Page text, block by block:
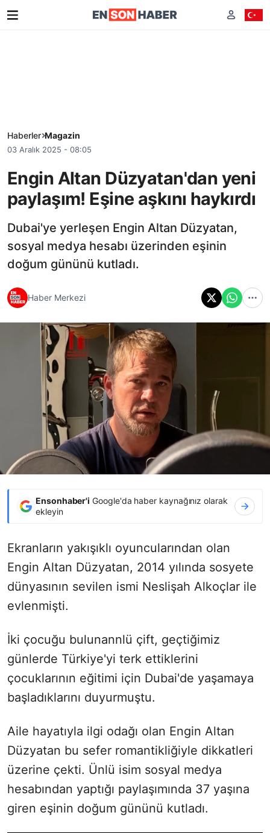
Haberler Magazin
03 Aralık 2025 - 08:05
Engin Altan Düzyatan'dan yeni
paylaşım! Eşine aşkını haykırdı
Dubai'ye yerleşen Engin Altan Düzyatan,
sosyal medya hesabı üzerinden eşinin
doğum gününü kutladı.
Haber Merkezi
Ensonhaber'i Google'da haber kaynağınız olarak
ekleyin
Ekranların yakışıklı oyuncularından olan
Engin Altan Düzyatan, 2014 yılında sosyete
dünyasının sevilen ismi Neslişah Alkoçlar ile
evlenmişti.
İki çocuğu bulunannlü çift, geçtiğimiz
günlerde Türkiye'yi terk ettiklerini
çocuklarının eğitimi için Dubai'de yaşamaya
başladıklarını duyurmuştu.
Aile hayatıyla ilgi odağı olan Engin Altan
Düzyatan bu sefer romantikliğiyle dikkatleri
üzerine çekti. Ünlü isim sosyal medya
hesabından yaptığı paylaşımında 37 yaşına
giren eşinin doğum gününü kutladı.